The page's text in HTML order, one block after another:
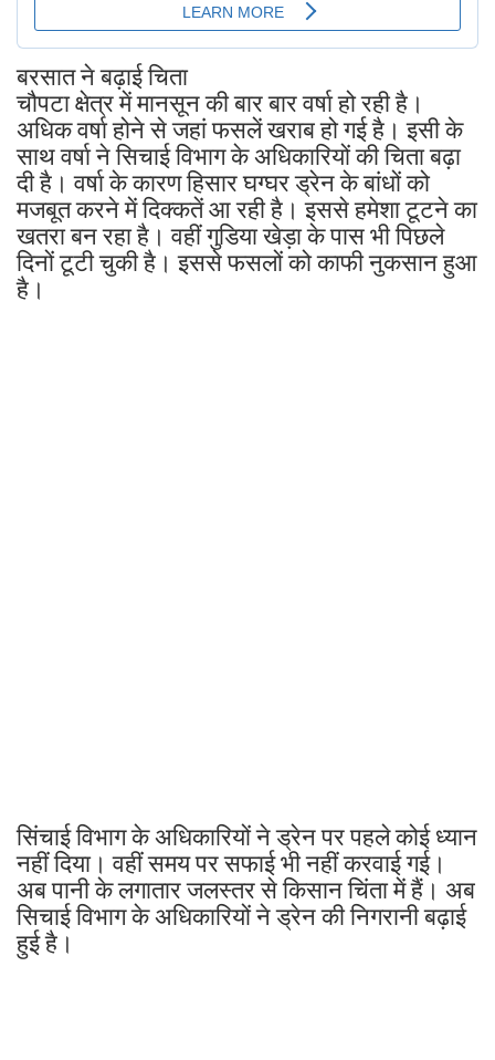
बरसात ने बढ़ाई चिता
चौपटा क्षेत्र में मानसून की बार बार वर्षा हो रही है।
अधिक वर्षा होने से जहां फसलें खराब हो गई है। इसी के
साथ वर्षा ने सिचाई विभाग के अधिकारियों की चिता बढ़ा
दी है। वर्षा के कारण हिसार घग्घर ड्रेन के बांधों को
मजबूत करने में दिक्कतें आ रही है। इससे हमेशा टूटने का
खतरा बन रहा है। वहीं गुडिया खेड़ा के पास भी पिछले
दिनों टूटी चुकी है। इससे फसलों को काफी नुकसान हुआ
है।
सिंचाई विभाग के अधिकारियों ने ड्रेन पर पहले कोई ध्यान
नहीं दिया। वहीं समय पर सफाई भी नहीं करवाई गई।
अब पानी के लगातार जलस्तर से किसान चिंता में हैं। अब
सिचाई विभाग के अधिकारियों ने ड्रेन की निगरानी बढ़ाई
हुई है।